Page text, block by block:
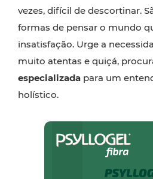
vezes, difícil de descortinar.
formas de pensar o mundo
insatisfação. Urge a
muito atentas e quiçá,
especializada para um
holístico.